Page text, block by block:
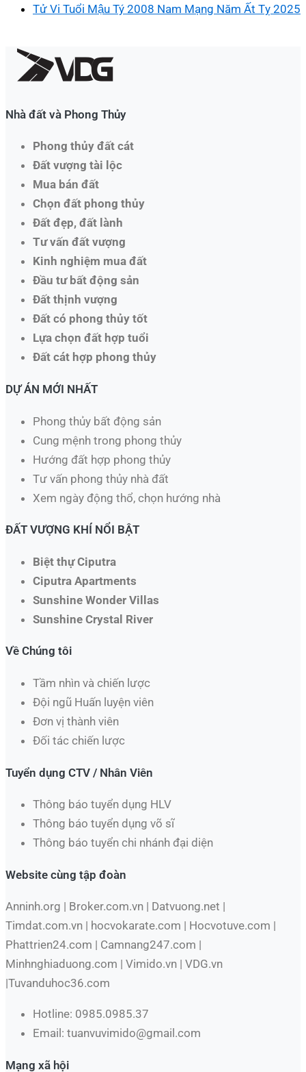
Tử Vi Tuổi Mậu Tý 2008 Nam Mạng Năm Ất Tỵ 2025
Nhà đất và Phong Thủy
Phong thủy đất cát
Đất vượng tài lộc
Mua bán đất
Chọn đất phong thủy
Đất đẹp, đất lành
Tư vấn đất vượng
Kinh nghiệm mua đất
Đầu tư bất động sản
Đất thịnh vượng
Đất có phong thủy tốt
Lựa chọn đất hợp tuổi
Đất cát hợp phong thủy
DỰ ÁN MỚI NHẤT
Phong thủy bất động sản
Cung mệnh trong phong thủy
Hướng đất hợp phong thủy
Tư vấn phong thủy nhà đất
Xem ngày động thổ, chọn hướng nhà​
ĐẤT VƯỢNG KHÍ NỔI BẬT
Biệt thự Ciputra
Ciputra Apartments
Sunshine Wonder Villas
Sunshine Crystal River
Về Chúng tôi
Tầm nhìn và chiến lược
Đội ngũ Huấn luyện viên
Đơn vị thành viên
Đối tác chiến lược
Tuyển dụng CTV / Nhân Viên
Thông báo tuyển dụng HLV
Thông báo tuyển dụng võ sĩ
Thông báo tuyển chi nhánh đại diện
Website cùng tập đoàn
Anninh.org | Broker.com.vn | Datvuong.net |
Timdat.com.vn | hocvokarate.com | Hocvotuve.com |
Phattrien24.com | Camnang247.com |
Minhnghiaduong.com | Vimido.vn | VDG.vn
|Tuvanduhoc36.com
Hotline: 0985.0985.37
Email: tuanvuvimido@gmail.com
Mạng xã hội